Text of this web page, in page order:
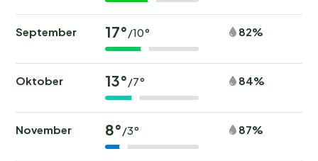
September 17°/10° 82%
Oktober 13°/7° 84%
November 8°/3° 87%